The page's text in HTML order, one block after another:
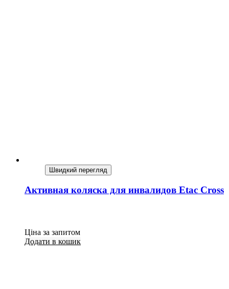
Швидкий перегляд
Активная коляска для инвалидов Etac Cross
Ціна за запитом
Додати в кошик